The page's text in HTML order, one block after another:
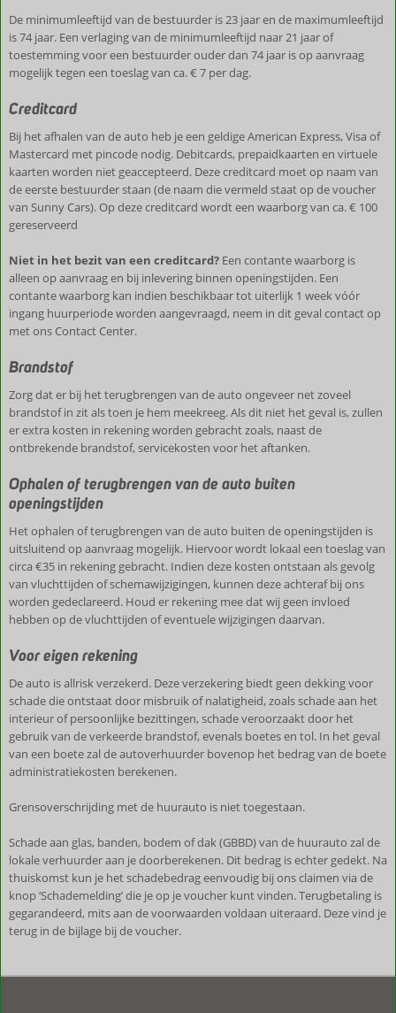
De minimumleeftijd van de bestuurder is 23 jaar en de maximumleeftijd
is 74 jaar. Een verlaging van de minimumleeftijd naar 21 jaar of
toestemming voor een bestuurder ouder dan 74 jaar is op aanvraag
mogelijk tegen een toeslag van ca. € 7 per dag.
Creditcard
Bij het afhalen van de auto heb je een geldige American Express, Visa of
Mastercard met pincode nodig. Debitcards, prepaidkaarten en virtuele
kaarten worden niet geaccepteerd. Deze creditcard moet op naam van
de eerste bestuurder staan (de naam die vermeld staat op de voucher
van Sunny Cars). Op deze creditcard wordt een waarborg van ca. € 100
gereserveerd
Niet in het bezit van een creditcard? Een contante waarborg is
alleen op aanvraag en bij inlevering binnen openingstijden. Een
contante waarborg kan indien beschikbaar tot uiterlijk 1 week vóór
ingang huurperiode worden aangevraagd, neem in dit geval contact op
met ons Contact Center.
Brandstof
Zorg dat er bij het terugbrengen van de auto ongeveer net zoveel
brandstof in zit als toen je hem meekreeg. Als dit niet het geval is, zullen
er extra kosten in rekening worden gebracht zoals, naast de
ontbrekende brandstof, servicekosten voor het aftanken.
Ophalen of terugbrengen van de auto buiten
openingstijden
Het ophalen of terugbrengen van de auto buiten de openingstijden is
uitsluitend op aanvraag mogelijk. Hiervoor wordt lokaal een toeslag van
circa €35 in rekening gebracht. Indien deze kosten ontstaan als gevolg
van vluchttijden of schemawijzigingen, kunnen deze achteraf bij ons
worden gedeclareerd. Houd er rekening mee dat wij geen invloed
hebben op de vluchttijden of eventuele wijzigingen daarvan.
Voor eigen rekening
De auto is allrisk verzekerd. Deze verzekering biedt geen dekking voor
schade die ontstaat door misbruik of nalatigheid, zoals schade aan het
interieur of persoonlijke bezittingen, schade veroorzaakt door het
gebruik van de verkeerde brandstof, evenals boetes en tol. In het geval
van een boete zal de autoverhuurder bovenop het bedrag van de boete
administratiekosten berekenen.
Grensoverschrijding met de huurauto is niet toegestaan.
Schade aan glas, banden, bodem of dak (GBBD) van de huurauto zal de
lokale verhuurder aan je doorberekenen. Dit bedrag is echter gedekt. Na
thuiskomst kun je het schadebedrag eenvoudig bij ons claimen via de
knop ‘Schademelding’ die je op je voucher kunt vinden. Terugbetaling is
gegarandeerd, mits aan de voorwaarden voldaan uiteraard. Deze vind je
terug in de bijlage bij de voucher.